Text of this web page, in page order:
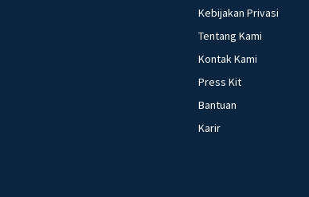
Kebijakan Privasi
Tentang Kami
Kontak Kami
Press Kit
Bantuan
Karir